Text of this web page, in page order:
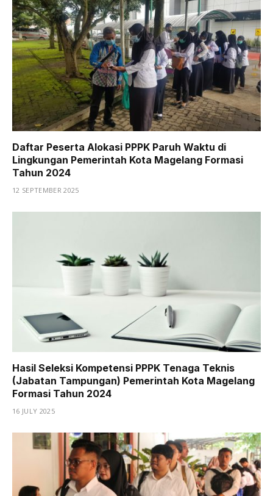
Daftar Peserta Alokasi PPPK Paruh Waktu di
Lingkungan Pemerintah Kota Magelang Formasi
Tahun 2024
12 SEPTEMBER 2025
Hasil Seleksi Kompetensi PPPK Tenaga Teknis
(Jabatan Tampungan) Pemerintah Kota Magelang
Formasi Tahun 2024
16 JULY 2025